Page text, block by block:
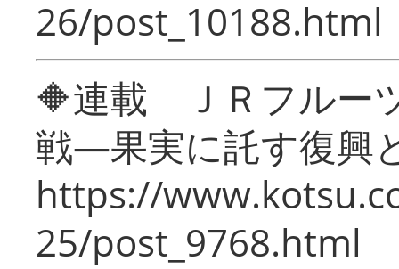
26/post_10188.html
🔶連載 ＪＲフルー
戦―果実に託す復興
https://
25/post_9768.html